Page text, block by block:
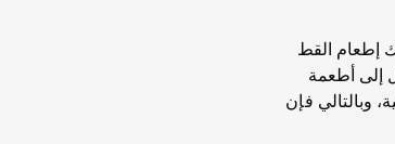
إطعام القط
إلى أطعمة
وبالتالي فإن